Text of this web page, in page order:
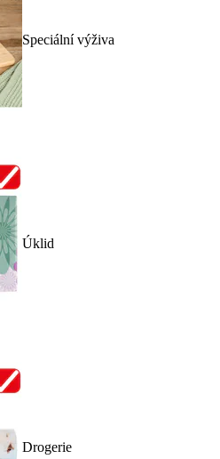
Speciální výživa
Úklid
Drogerie